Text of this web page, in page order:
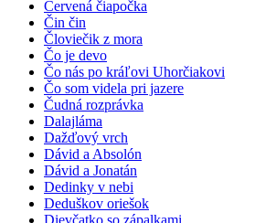
Červená čiapočka
Čin čin
Človiečik z mora
Čo je devo
Čo nás po kráľovi Uhorčiakovi
Čo som videla pri jazere
Čudná rozprávka
Dalajláma
Dažďový vrch
Dávid a Absolón
Dávid a Jonatán
Dedinky v nebi
Deduškov oriešok
Dievčatko so zápalkami